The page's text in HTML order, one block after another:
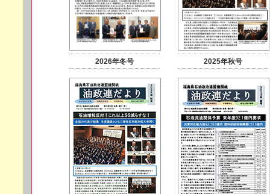
2026年冬号 2025年秋号